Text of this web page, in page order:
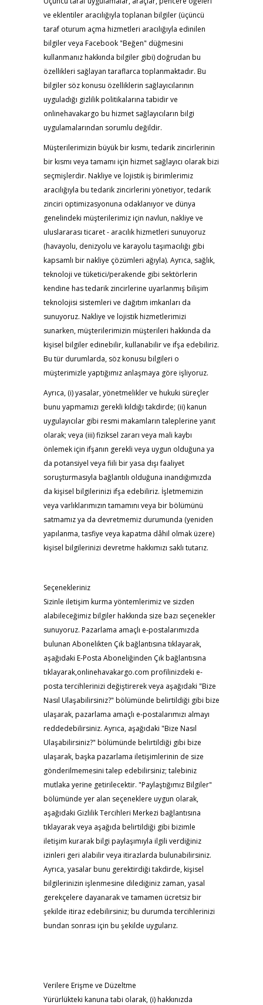
ve eklentiler aracılığıyla toplanan bilgiler (üçüncü
taraf oturum açma hizmetleri aracılığıyla edinilen
bilgiler veya Facebook "Beğen" düğmesini
kullanmanız hakkında bilgiler gibi) doğrudan bu
özellikleri sağlayan taraflarca toplanmaktadır. Bu
bilgiler söz konusu özelliklerin sağlayıcılarının
uyguladığı gizlilik politikalarına tabidir ve
onlinehavakargo bu hizmet sağlayıcıların bilgi
uygulamalarından sorumlu değildir.
Müşterilerimizin büyük bir kısmı, tedarik zincirlerinin
bir kısmı veya tamamı için hizmet sağlayıcı olarak bizi
seçmişlerdir. Nakliye ve lojistik iş birimlerimiz
aracılığıyla bu tedarik zincirlerini yönetiyor, tedarik
zinciri optimizasyonuna odaklanıyor ve dünya
genelindeki müşterilerimiz için navlun, nakliye ve
uluslararası ticaret - aracılık hizmetleri sunuyoruz
(havayolu, denizyolu ve karayolu taşımacılığı gibi
kapsamlı bir nakliye çözümleri ağıyla). Ayrıca, sağlık,
teknoloji ve tüketici/perakende gibi sektörlerin
kendine has tedarik zincirlerine uyarlanmış bilişim
teknolojisi sistemleri ve dağıtım imkanları da
sunuyoruz. Nakliye ve lojistik hizmetlerimizi
sunarken, müşterilerimizin müşterileri hakkında da
kişisel bilgiler edinebilir, kullanabilir ve ifşa edebiliriz.
Bu tür durumlarda, söz konusu bilgileri o
müşterimizle yaptığımız anlaşmaya göre işliyoruz.
Ayrıca, (i) yasalar, yönetmelikler ve hukuki süreçler
bunu yapmamızı gerekli kıldığı takdirde; (ii) kanun
uygulayıcılar gibi resmi makamların taleplerine yanıt
olarak; veya (iii) fiziksel zararı veya mali kaybı
önlemek için ifşanın gerekli veya uygun olduğuna ya
da potansiyel veya fiili bir yasa dışı faaliyet
soruşturmasıyla bağlantılı olduğuna inandığımızda
da kişisel bilgilerinizi ifşa edebiliriz. İşletmemizin
veya varlıklarımızın tamamını veya bir bölümünü
satmamız ya da devretmemiz durumunda (yeniden
yapılanma, tasfiye veya kapatma dâhil olmak üzere)
kişisel bilgilerinizi devretme hakkımızı saklı tutarız.
Seçenekleriniz
Sizinle iletişim kurma yöntemlerimiz ve sizden
alabileceğimiz bilgiler hakkında size bazı seçenekler
sunuyoruz. Pazarlama amaçlı e-postalarımızda
bulunan Abonelikten Çık bağlantısına tıklayarak,
aşağıdaki E-Posta Aboneliğinden Çık bağlantısına
tıklayarak,onlinehavakargo.com profilinizdeki e-
posta tercihlerinizi değiştirerek veya aşağıdaki "Bize
Nasıl Ulaşabilirsiniz?" bölümünde belirtildiği gibi bize
ulaşarak, pazarlama amaçlı e-postalarımızı almayı
reddedebilirsiniz. Ayrıca, aşağıdaki "Bize Nasıl
Ulaşabilirsiniz?" bölümünde belirtildiği gibi bize
ulaşarak, başka pazarlama iletişimlerinin de size
gönderilmemesini talep edebilirsiniz; talebiniz
mutlaka yerine getirilecektir. "Paylaştığımız Bilgiler"
bölümünde yer alan seçeneklere uygun olarak,
aşağıdaki Gizlilik Tercihleri Merkezi bağlantısına
tıklayarak veya aşağıda belirtildiği gibi bizimle
iletişim kurarak bilgi paylaşımıyla ilgili verdiğiniz
izinleri geri alabilir veya itirazlarda bulunabilirsiniz.
Ayrıca, yasalar bunu gerektirdiği takdirde, kişisel
bilgilerinizin işlenmesine dilediğiniz zaman, yasal
gerekçelere dayanarak ve tamamen ücretsiz bir
şekilde itiraz edebilirsiniz; bu durumda tercihlerinizi
bundan sonrası için bu şekilde uygularız.
Verilere Erişme ve Düzeltme
Yürürlükteki kanuna tabi olarak, (i) hakkınızda